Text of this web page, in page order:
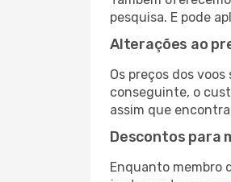
pesquisa. E pode
Alterações ao
Os preços dos
conseguinte, o
assim que
Descontos para
Enquanto membro